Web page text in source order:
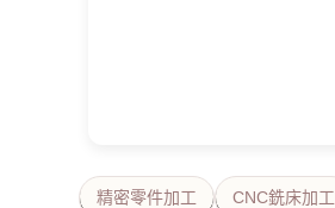
精密零件加工 CNC銑床加工